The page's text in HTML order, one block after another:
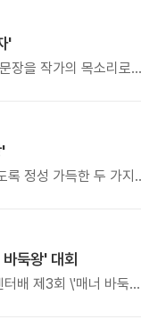
'
장을 작가의 목소리로
'
정성 가득한 두 가지
둑왕' 대회
배 제3회 \'매너 바둑왕\'